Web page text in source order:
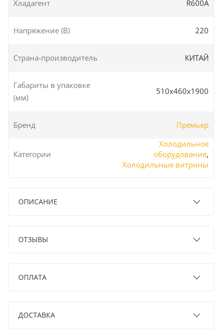
Хладагент R600A
Напряжение (В) 220
Страна-производитель КИТАЙ
Габариты в упаковке
(мм)
510x460x1900
Бренд Премьер
Категории
Холодильное
оборудование,
Холодильные витрины
ОПИСАНИЕ
ОТЗЫВЫ
ОПЛАТА
ДОСТАВКА